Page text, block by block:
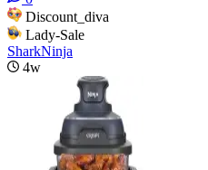
Discount_diva
Lady-Sale
SharkNinja
4w